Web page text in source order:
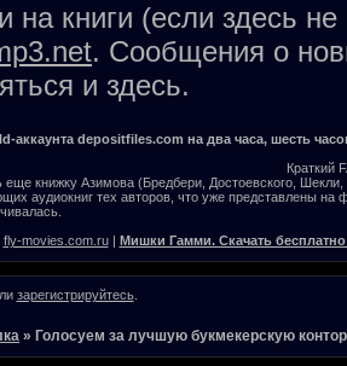
на книги (если здесь
. Сообщения о
и здесь.
аккаунта depositfiles.com на два часа, шесть
Краткий
книжку Азимова (Бредбери, Достоевского, Шекли,
аудиокниг тех авторов, что уже представлены на
fly-movies.com.ru| Мишки Гамми. Скачать
зарегистрируйтесь.
» Голосуем за лучшую букмекерскую